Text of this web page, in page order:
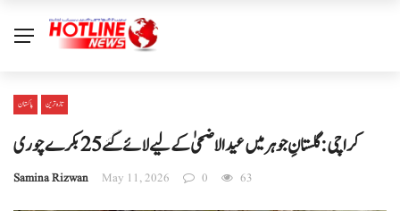
پاکستان تازہ ترین
کراچی: گلستانِ جوہر میں عیدالاضحیٰ کے لیے لائے گئے 25 بکرے چوری
Samina Rizwan May 11, 2026 0 63